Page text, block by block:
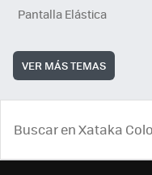
Pantalla Elástica
VER MÁS TEMAS